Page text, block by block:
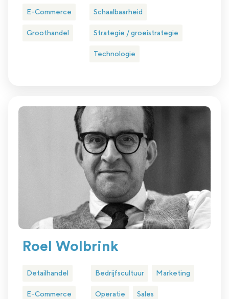
E-Commerce
Groothandel
Schaalbaarheid
Strategie / groeistrategie
Technologie
Roel Wolbrink
Detailhandel
E-Commerce
Bedrijfscultuur Marketing
Operatie Sales